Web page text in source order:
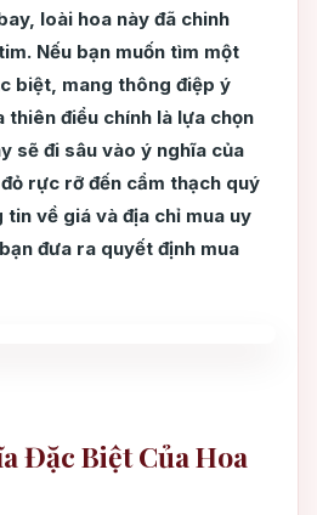
loài hoa này đã chinh
Nếu bạn muốn tìm một
biệt, mang thông điệp ý
thiên điểu chính là lựa chọn
sẽ đi sâu vào ý nghĩa của
rực rỡ đến cẩm thạch quý
về giá và địa chỉ mua uy
đưa ra quyết định mua
Đặc Biệt Của Hoa